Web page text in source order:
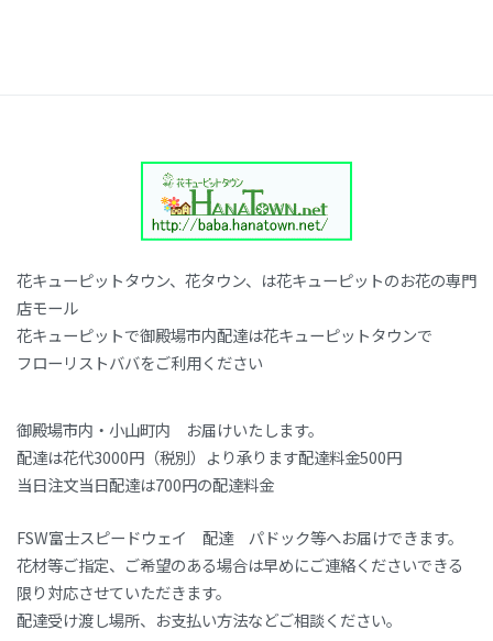
花キューピットタウン、花タウン、は花キューピットのお花の専門
店モール
花キューピットで御殿場市内配達は花キューピットタウンで
フローリストババをご利用ください
御殿場市内・小山町内 お届けいたします。
配達は花代3000円（税別）より承ります配達料金500円
当日注文当日配達は700円の配達料金
FSW富士スピードウェイ 配達 パドック等へお届けできます。
花材等ご指定、ご希望のある場合は早めにご連絡くださいできる
限り対応させていただきます。
配達受け渡し場所、お支払い方法などご相談ください。